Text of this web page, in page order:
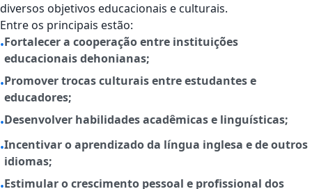
diversos objetivos educacionais e culturais.
Entre os principais estão:
•Fortalecer a cooperação entre instituições
educacionais dehonianas;
•Promover trocas culturais entre estudantes e
educadores;
•Desenvolver habilidades acadêmicas e linguísticas;
•Incentivar o aprendizado da língua inglesa e de outros
idiomas;
Estimular o crescimento pessoal e profissional dos